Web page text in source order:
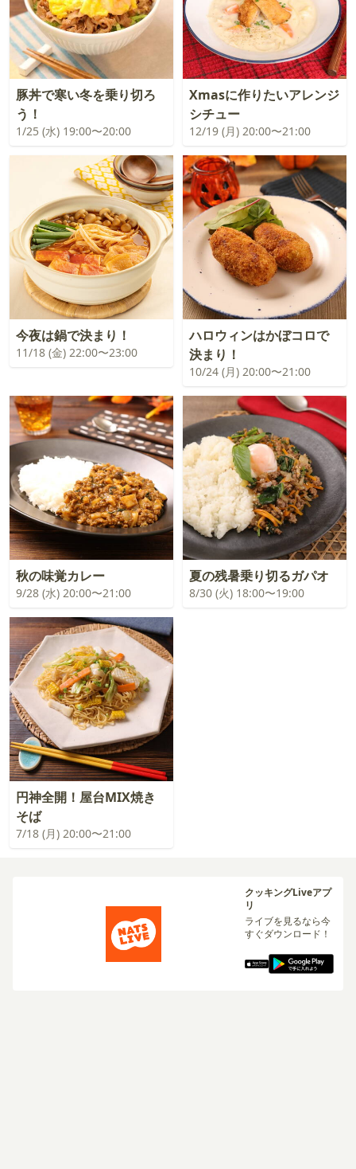
豚丼で寒い冬を乗り切ろ
う！
1/25 (水) 19:00〜20:00
Xmasに作りたいアレンジ
シチュー
12/19 (月) 20:00〜21:00
今夜は鍋で決まり！
11/18 (金) 22:00〜23:00
ハロウィンはかぼコロで
決まり！
10/24 (月) 20:00〜21:00
秋の味覚カレー
9/28 (水) 20:00〜21:00
夏の残暑乗り切るガパオ
8/30 (火) 18:00〜19:00
円神全開！屋台MIX焼き
そば
7/18 (月) 20:00〜21:00
クッキングLiveアプ
リ
ライブを見るなら今
すぐダウンロード！